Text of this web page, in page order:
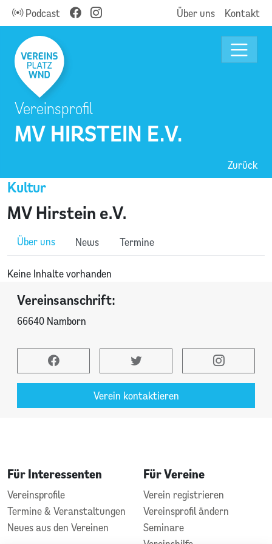
Podcast Über uns Kontakt
MV HIRSTEIN E.V.
Vereinsprofil
Zurück
MV Hirstein e.V.
Kultur
Über uns News Termine
Keine Inhalte vorhanden
Vereinsanschrift:
66640 Namborn
Verein kontaktieren
Für Interessenten
Vereinsprofile
Termine & Veranstaltungen
Neues aus den Vereinen
Für Vereine
Verein registrieren
Vereinsprofil ändern
Seminare